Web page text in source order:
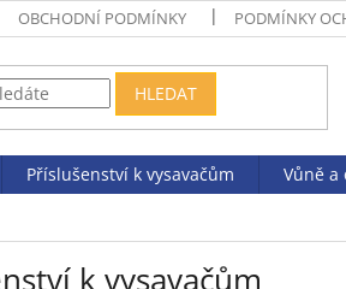
OBCHODNÍ PODMÍNKY PODMÍNKY
HLEDAT
Příslušenství k vysavačům Vůně a
k vysavačům